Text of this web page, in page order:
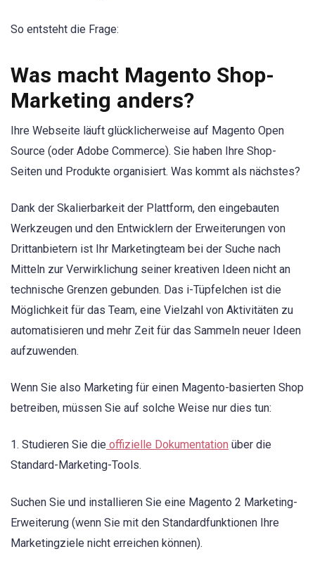
So entsteht die Frage:
Was macht Magento Shop-
Marketing anders?
Ihre Webseite läuft glücklicherweise auf Magento Open
Source (oder Adobe Commerce). Sie haben Ihre Shop-
Seiten und Produkte organisiert. Was kommt als nächstes?
Dank der Skalierbarkeit der Plattform, den eingebauten
Werkzeugen und den Entwicklern der Erweiterungen von
Drittanbietern ist Ihr Marketingteam bei der Suche nach
Mitteln zur Verwirklichung seiner kreativen Ideen nicht an
technische Grenzen gebunden. Das i-Tüpfelchen ist die
Möglichkeit für das Team, eine Vielzahl von Aktivitäten zu
automatisieren und mehr Zeit für das Sammeln neuer Ideen
aufzuwenden.
Wenn Sie also Marketing für einen Magento-basierten Shop
betreiben, müssen Sie auf solche Weise nur dies tun:
1. Studieren Sie die offizielle Dokumentation über die
Standard-Marketing-Tools.
Suchen Sie und installieren Sie eine Magento 2 Marketing-
Erweiterung (wenn Sie mit den Standardfunktionen Ihre
Marketingziele nicht erreichen können).